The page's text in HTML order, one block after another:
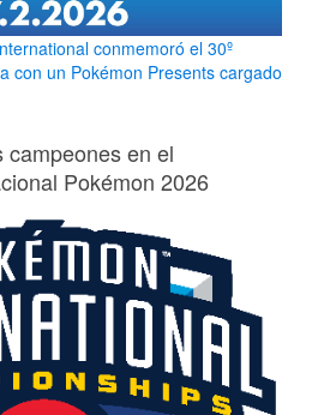
conmemoró el 30º
con un Pokémon Presents cargado
campeones en el
Pokémon 2026